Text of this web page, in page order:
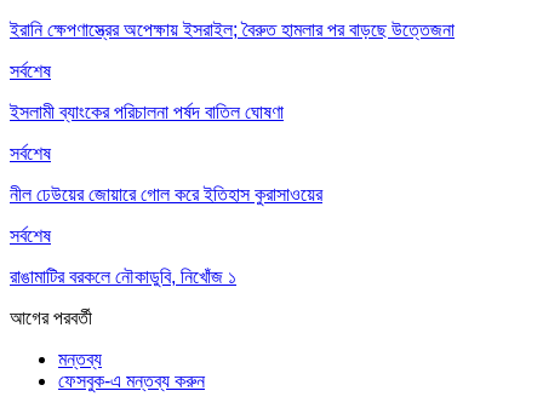
ইরানি ক্ষেপণাস্ত্রের অপেক্ষায় ইসরাইল; বৈরুত হামলার পর বাড়ছে উত্তেজনা
সর্বশেষ
ইসলামী ব্যাংকের পরিচালনা পর্ষদ বাতিল ঘোষণা
সর্বশেষ
নীল ঢেউয়ের জোয়ারে গোল করে ইতিহাস কুরাসাওয়ের
সর্বশেষ
রাঙামাটির বরকলে নৌকাডুবি, নিখোঁজ ১
আগেরপরবর্তী
মন্তব্য
ফেসবুক-এ মন্তব্য করুন